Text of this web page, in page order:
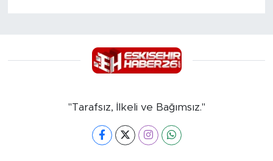
"Tarafsız, İlkeli ve Bağımsız."